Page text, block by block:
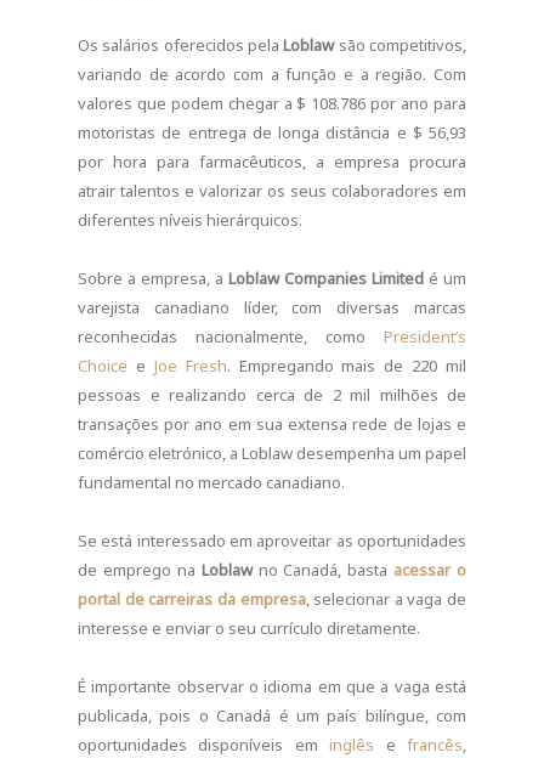
Os salários oferecidos pelaLoblawsão competitivos,
variando de acordo com a função e a região. Com
valores que podem chegar a $ 108.786 por ano para
motoristas de entrega de longa distância e $ 56,93
por hora para farmacêuticos, a empresa procura
atrair talentos e valorizar os seus colaboradores em
diferentes níveis hierárquicos.
Sobre a empresa, a Loblaw Companies Limited é um
varejista canadiano líder, com diversas marcas
reconhecidas nacionalmente, como President’s
Choice e Joe Fresh. Empregando mais de 220 mil
pessoas e realizando cerca de 2 mil milhões de
transações por ano em sua extensa rede de lojas e
comércio eletrónico, a Loblaw desempenha um papel
fundamental no mercado canadiano.
Se está interessado em aproveitar as oportunidades
de emprego na Loblawno Canadá, basta acessar o
portal de carreiras da empresa, selecionar a vaga de
interesse e enviar o seu currículo diretamente.
É importante observar o idioma em que a vaga está
publicada, pois o Canadá é um país bilíngue, com
oportunidades disponíveis eminglês efrancês,